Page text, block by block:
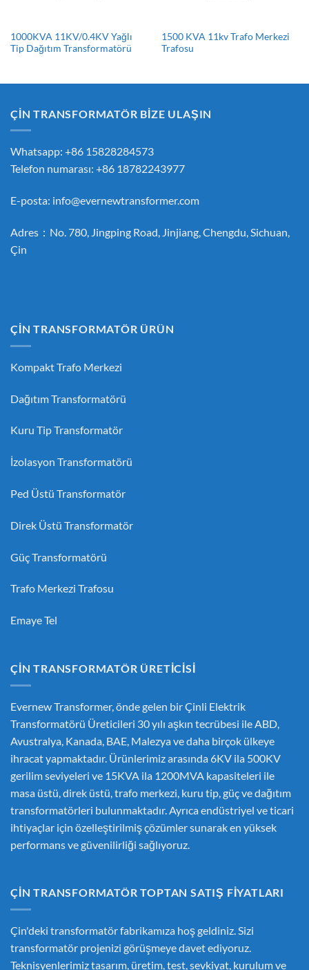
1000KVA 11KV/0.4KV Yağlı
Tip Dağıtım Transformatörü
1500 KVA 11kv Trafo Merkezi
Trafosu
ÇİN TRANSFORMATÖR BİZE ULAŞIN
Whatsapp: +86 15828284573
Telefon numarası: +86 18782243977
E-posta: info@evernewtransformer.com
Adres：No. 780, Jingping Road, Jinjiang, Chengdu, Sichuan,
Çin
ÇİN TRANSFORMATÖR ÜRÜN
Kompakt Trafo Merkezi
Dağıtım Transformatörü
Kuru Tip Transformatör
İzolasyon Transformatörü
Ped Üstü Transformatör
Direk Üstü Transformatör
Güç Transformatörü
Trafo Merkezi Trafosu
Emaye Tel
ÇIN TRANSFORMATÖR ÜRETICISI
Evernew Transformer, önde gelen birÇinli Elektrik
Transformatörü Üreticileri 30 yılı aşkın tecrübesi ile ABD,
Avustralya, Kanada, BAE, Malezya ve daha birçok ülkeye
ihracat yapmaktadır. Ürünlerimiz arasında 6KV ila 500KV
gerilim seviyeleri ve 15KVA ila 1200MVA kapasiteleri ile
masa üstü, direk üstü, trafo merkezi, kuru tip, güç ve dağıtım
transformatörleri bulunmaktadır. Ayrıca endüstriyel ve ticari
ihtiyaçlar için özelleştirilmiş çözümler sunarak en yüksek
performans ve güvenilirliği sağlıyoruz.
ÇIN TRANSFORMATÖR TOPTAN SATIŞ FIYATLARI
Çin'deki transformatör fabrikamıza hoş geldiniz. Sizi
transformatör projenizi görüşmeye davet ediyoruz.
Teknisyenlerimiz tasarım, üretim, test, sevkiyat, kurulum ve